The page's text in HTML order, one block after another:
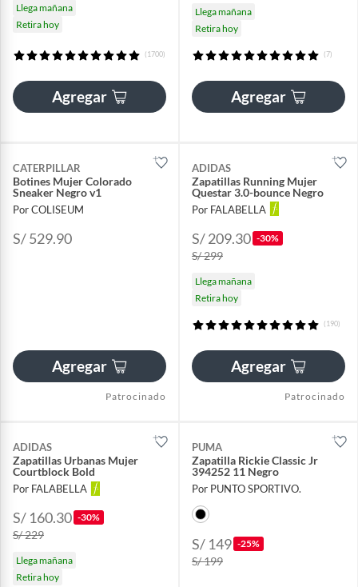
Llega mañana
Retira hoy
(1700)
Agregar
Llega mañana
Retira hoy
(7)
Agregar
CATERPILLAR
Botines Mujer Colorado
Sneaker Negro v1
Por COLISEUM
S/ 529.90
Agregar
Patrocinado
ADIDAS
Zapatillas Running Mujer
Questar 3.0-bounce Negro
Por FALABELLA
S/ 209.30 -30%
S/ 299
Llega mañana
Retira hoy
(190)
Agregar
Patrocinado
ADIDAS
Zapatillas Urbanas Mujer
Courtblock Bold
Por FALABELLA
S/ 160.30 -30%
S/ 229
Llega mañana
Retira hoy
PUMA
Zapatilla Rickie Classic Jr
394252 11 Negro
Por PUNTO SPORTIVO.
S/ 149 -25%
S/ 199